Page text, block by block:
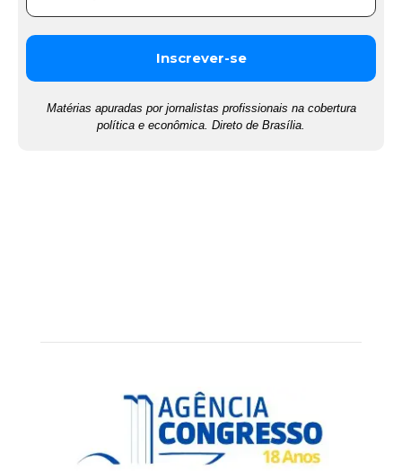
Matérias apuradas por jornalistas profissionais na cobertura
política e econômica. Direto de Brasília.